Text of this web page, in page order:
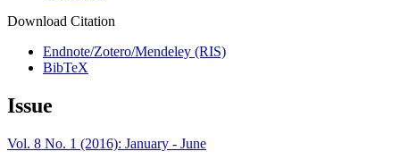
Download Citation
Endnote/Zotero/Mendeley (RIS)
BibTeX
Issue
Vol. 8 No. 1 (2016): January - June